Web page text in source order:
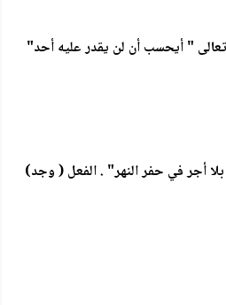
أجر في حفر النهر" . الفعل ( وجد)